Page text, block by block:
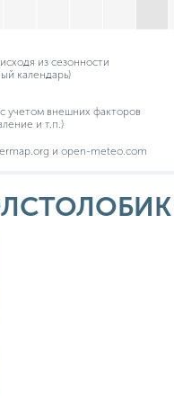
из сезонности
календарь)
учетом внешних факторов
и т.п.)
и open-meteo.com